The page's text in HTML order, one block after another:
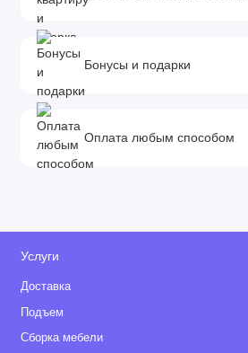
Бонусы и подарки
Оплата любым способом
Услуги
Доставка
Подъем
Сборка мебели